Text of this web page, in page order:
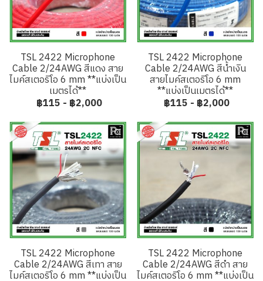
TSL 2422 Microphone
Cable 2/24AWG สีแดง สาย
ไมค์สเตอริโอ 6 mm **แบ่งเป็น
เมตรได้**
฿115 - ฿2,000
TSL 2422 Microphone
Cable 2/24AWG สีน้ำเงิน
สายไมค์สเตอริโอ 6 mm
**แบ่งเป็นเมตรได้**
฿115 - ฿2,000
TSL 2422 Microphone
Cable 2/24AWG สีเทา สาย
ไมค์สเตอริโอ 6 mm **แบ่งเป็น
TSL 2422 Microphone
Cable 2/24AWG สีดำ สาย
ไมค์สเตอริโอ 6 mm **แบ่งเป็น